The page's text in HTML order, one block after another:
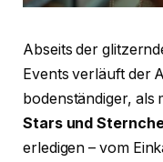
Abseits der
Events verläuft der
bodenständiger, als
Stars und
erledigen – vom